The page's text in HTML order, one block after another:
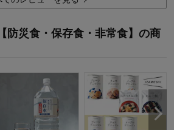
用途：
防災食・保存食・非常食】の商